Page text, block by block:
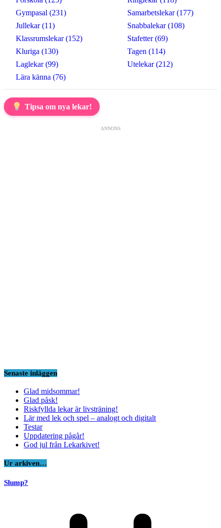
Gympasal (231)
Jullekar (11)
Klassrumslekar (152)
Kluriga (130)
Laglekar (99)
Lära känna (76)
Samarbetslekar (177)
Snabbalekar (108)
Stafetter (69)
Tagen (114)
Utelekar (212)
Tipsa om nya lekar!
ANNONS
Senaste inläggen
Glad midsommar!
Glad påsk!
Riskfyllda lekar är livsträning!
Lär med lek och spel – analogt och digitalt
Testar
Uppdatering pågår!
God jul från Lekarkivet!
Ur arkiven…
Slump?